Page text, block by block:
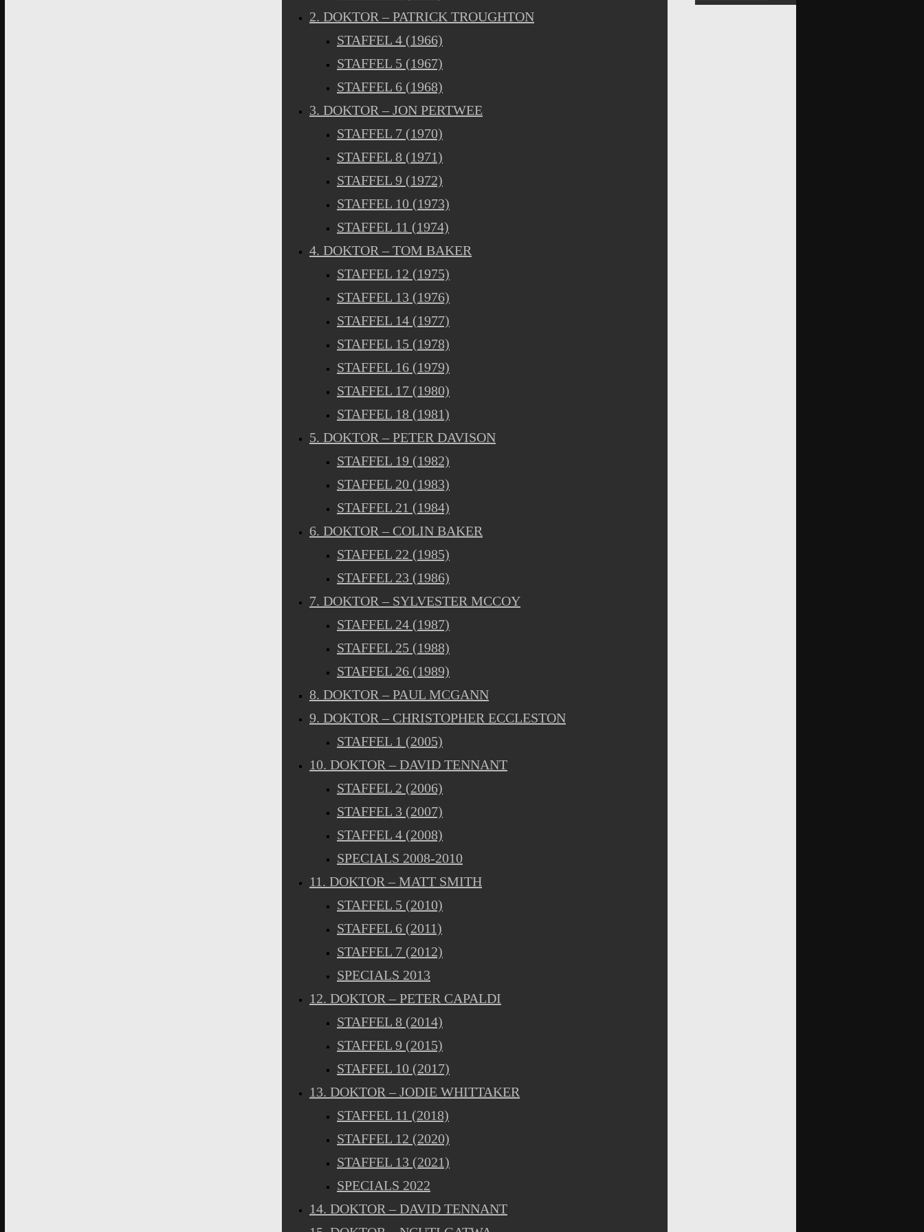
2. DOKTOR – PATRICK TROUGHTON
STAFFEL 4 (1966)
STAFFEL 5 (1967)
STAFFEL 6 (1968)
3. DOKTOR – JON PERTWEE
STAFFEL 7 (1970)
STAFFEL 8 (1971)
STAFFEL 9 (1972)
STAFFEL 10 (1973)
STAFFEL 11 (1974)
4. DOKTOR – TOM BAKER
STAFFEL 12 (1975)
STAFFEL 13 (1976)
STAFFEL 14 (1977)
STAFFEL 15 (1978)
STAFFEL 16 (1979)
STAFFEL 17 (1980)
STAFFEL 18 (1981)
5. DOKTOR – PETER DAVISON
STAFFEL 19 (1982)
STAFFEL 20 (1983)
STAFFEL 21 (1984)
6. DOKTOR – COLIN BAKER
STAFFEL 22 (1985)
STAFFEL 23 (1986)
7. DOKTOR – SYLVESTER MCCOY
STAFFEL 24 (1987)
STAFFEL 25 (1988)
STAFFEL 26 (1989)
8. DOKTOR – PAUL MCGANN
9. DOKTOR – CHRISTOPHER ECCLESTON
STAFFEL 1 (2005)
10. DOKTOR – DAVID TENNANT
STAFFEL 2 (2006)
STAFFEL 3 (2007)
STAFFEL 4 (2008)
SPECIALS 2008-2010
11. DOKTOR – MATT SMITH
STAFFEL 5 (2010)
STAFFEL 6 (2011)
STAFFEL 7 (2012)
SPECIALS 2013
12. DOKTOR – PETER CAPALDI
STAFFEL 8 (2014)
STAFFEL 9 (2015)
STAFFEL 10 (2017)
13. DOKTOR – JODIE WHITTAKER
STAFFEL 11 (2018)
STAFFEL 12 (2020)
STAFFEL 13 (2021)
SPECIALS 2022
14. DOKTOR – DAVID TENNANT